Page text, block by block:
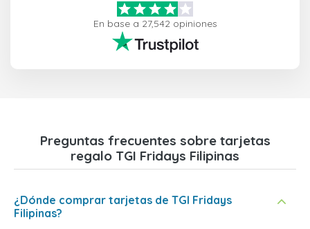
En base a 27,542 opiniones
Preguntas frecuentes sobre tarjetas
regalo TGI Fridays Filipinas
¿Dónde comprar tarjetas de TGI Fridays
Filipinas?